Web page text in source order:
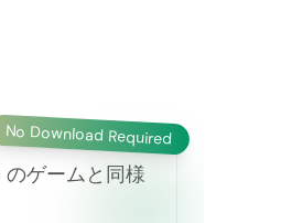
No Download Required
ゲームと同様